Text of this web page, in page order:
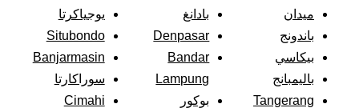
ميدان
باندونج
بيكاسي
باليمبانج
Tangerang
بادانغ
Denpasar
Bandar
Lampung
بوكور
يوجياكرتا
Situbondo
Banjarmasin
سوراكارتا
Cimahi